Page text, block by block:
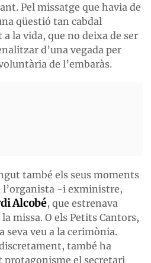
Pel missatge que havia de
qüestió tan cabdal
la vida, que no deixa de ser
d’una vegada per
de l’embaràs.
també els seus moments
l’organista -i exministre,
Alcobé, que estrenava
missa. O els Petits Cantors,
seva veu a la cerimònia.
també ha
el secretari